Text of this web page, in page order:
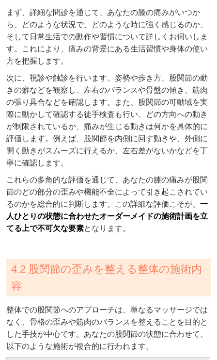
まず、詳細な問診を通じて、あなたの膝の痛みがいつか
ら、どのような状況で、どのような時に強く感じるのか、
そして日常生活での動作や習慣について詳しくお伺いしま
す。これにより、痛みの背景にある生活習慣や身体の使い
方を把握します。
次に、視診や触診を行います。姿勢や歩き方、股関節の動
きの癖などを観察し、左右のバランスや骨盤の傾き、筋肉
の張り具合などを確認します。また、股関節の可動域を実
際に動かして確認する徒手検査も行い、どの方向への動き
が制限されているか、痛みが生じる動きは何かを具体的に
評価します。例えば、股関節を内側に回す動きや、外側に
開く動きがスムーズに行えるか、左右差がないかなどを丁
寧に確認します。
これらの多角的な評価を通じて、あなたの膝の痛みが股関
節のどの部分の歪みや機能不全によって引き起こされてい
るのかを総合的に判断します。この詳細な評価こそが、一
人ひとりの状態に合わせたオーダーメイドの施術計画を立
てる上で不可欠な要素となります。
4.2 股関節の歪みを整える整体の施術内
容
整体での股関節へのアプローチは、単なるマッサージでは
なく、骨格の歪みや筋肉のバランスを整えることを目的と
した手技が中心です。あなたの股関節の状態に合わせて、
以下のような施術が複合的に行われます。